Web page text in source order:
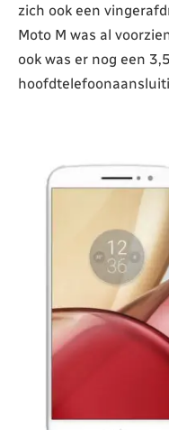
zich ook een
Moto M was al
ook was er nog een